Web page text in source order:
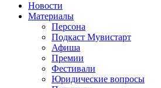
Новости
Материалы
Персона
Подкаст Мувистарт
Афиша
Премии
Фестивали
Юридические вопросы